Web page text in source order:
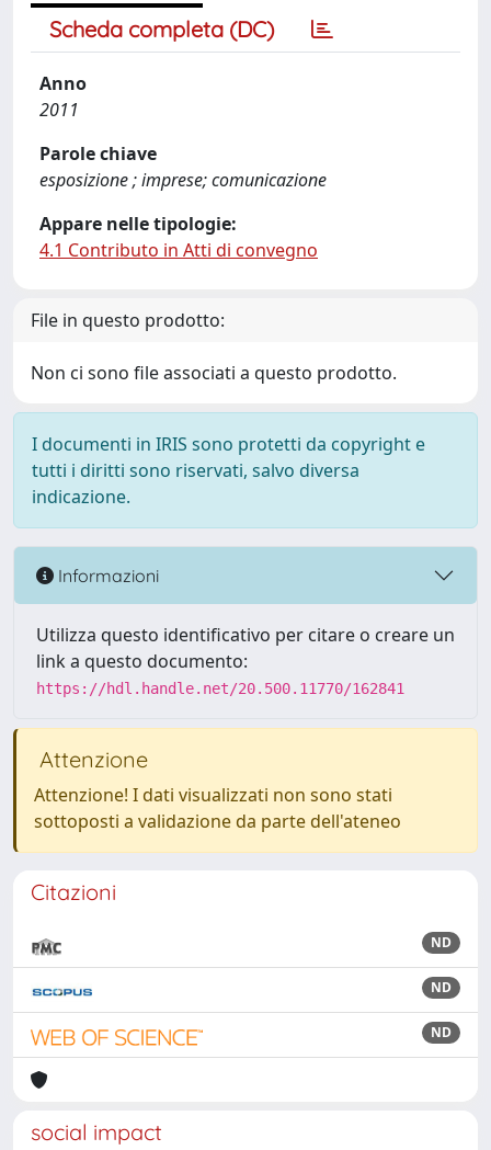
Scheda completa (DC)
Anno
2011
Parole chiave
esposizione ; imprese; comunicazione
Appare nelle tipologie:
4.1 Contributo in Atti di convegno
File in questo prodotto:
Non ci sono file associati a questo prodotto.
I documenti in IRIS sono protetti da copyright e
tutti i diritti sono riservati, salvo diversa
indicazione.
Informazioni
Utilizza questo identificativo per citare o creare un
link a questo documento:
https://hdl.handle.net/20.500.11770/162841
Attenzione
Attenzione! I dati visualizzati non sono stati
sottoposti a validazione da parte dell'ateneo
Citazioni
ND
ND
ND
social impact